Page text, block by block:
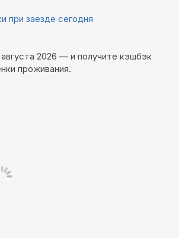
при заезде сегодня
2026 — и получите кэшбэк
проживания.